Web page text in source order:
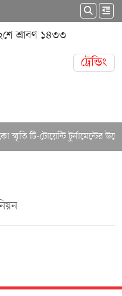
শ্রাবণ ১৪৩৩
ট্রেন্ডিং
টি-টোয়েন্টি টুর্নামেন্টের